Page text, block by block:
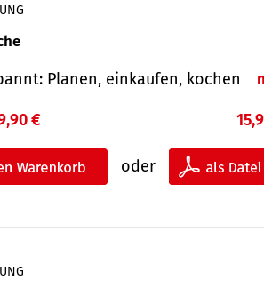
Planen, einkaufen, kochen
€
oder